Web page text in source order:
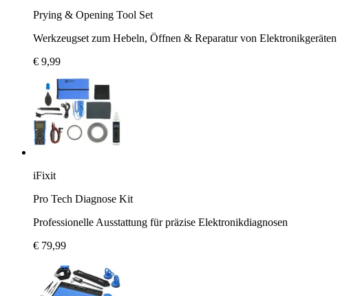
Prying & Opening Tool Set
Werkzeugset zum Hebeln, Öffnen & Reparatur von Elektronikgeräten
€ 9,99
iFixit
Pro Tech Diagnose Kit
Professionelle Ausstattung für präzise Elektronikdiagnosen
€ 79,99